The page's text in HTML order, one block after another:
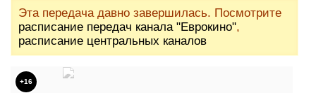
Эта передача давно завершилась. Посмотрите
расписание передач канала "Еврокино",
расписание центральных каналов
+16